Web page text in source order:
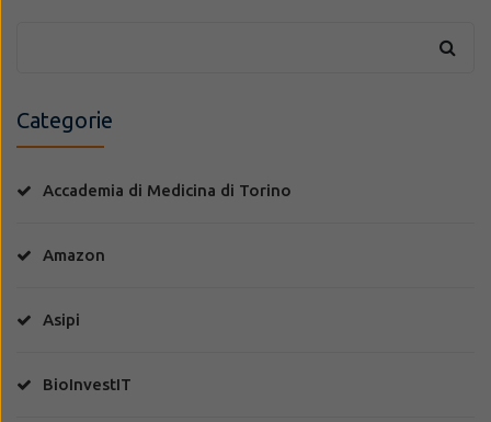
Categorie
Accademia di Medicina di Torino
Amazon
Asipi
BioInvestIT